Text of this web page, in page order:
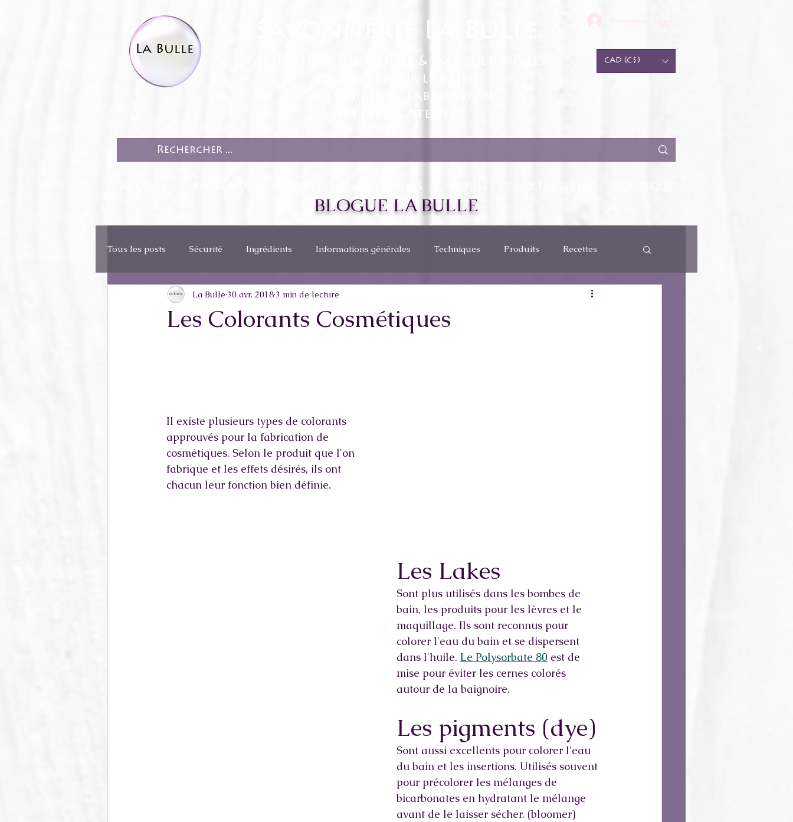
Savonnerie La Bulle
fabrication sur mesure & marques privées
Produits pour le bain
Accessoires de fabrication
Recettes & Ateliers
CAD (C$)
BLOGUE LA BULLE
Tous les posts Sécurité Ingrédients Informations générales Techniques Produits Recettes
Parlons Savon
Les Colorants Cosmétiques
La Bulle 30 avr. 2018 3 min de lecture
Il existe plusieurs types de colorants
approuvés pour la fabrication de
cosmétiques. Selon le produit que l'on
fabrique et les effets désirés, ils ont
chacun leur fonction bien définie.
Les Lakes
Sont plus utilisés dans les bombes de
bain, les produits pour les lèvres et le
maquillage. Ils sont reconnus pour
colorer l'eau du bain et se dispersent
dans l'huile. Le Polysorbate 80 est de
mise pour éviter les cernes colorés
autour de la baignoire.
Les pigments (dye)
Sont aussi excellents pour colorer l'eau
du bain et les insertions. Utilisés souvent
pour précolorer les mélanges de
bicarbonates en hydratant le mélange
avant de le laisser sécher. (bloomer)